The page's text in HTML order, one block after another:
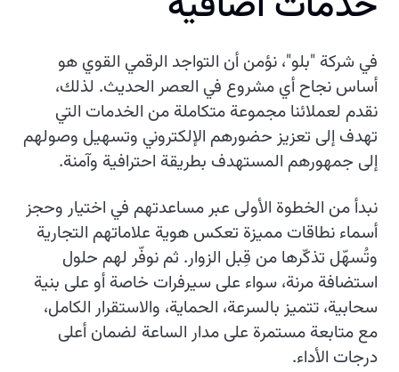
في شركة "بلو"، نؤمن أن التواجد الرقمي القوي هو
أساس نجاح أي مشروع في العصر الحديث. لذلك،
نقدم لعملائنا مجموعة متكاملة من الخدمات التي
تهدف إلى تعزيز حضورهم الإلكتروني وتسهيل وصولهم
إلى جمهورهم المستهدف بطريقة احترافية وآمنة.
نبدأ من الخطوة الأولى عبر مساعدتهم في اختيار وحجز
أسماء نطاقات مميزة تعكس هوية علاماتهم التجارية
وتُسهّل تذكّرها من قِبل الزوار. ثم نوفّر لهم حلول
استضافة مرنة، سواء على سيرفرات خاصة أو على بنية
سحابية، تتميز بالسرعة، الحماية، والاستقرار الكامل،
مع متابعة مستمرة على مدار الساعة لضمان أعلى
درجات الأداء.